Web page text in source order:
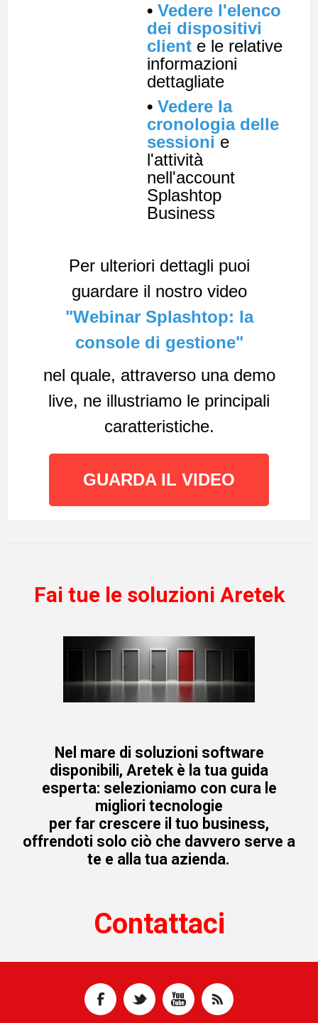
• Vedere l'elenco
dei dispositivi
cliente le relative
informazioni
dettagliate
• Vedere la
cronologia delle
sessioni e
l'attività
nell'account
Splashtop
Business
Per ulteriori dettagli puoi
guardare il nostro video
"Webinar Splashtop: la
console di gestione"
nel quale, attraverso una demo
live, ne illustriamo le principali
caratteristiche.
GUARDA IL VIDEO
Fai tue le soluzioni Aretek
Nel mare di soluzioni software
disponibili, Aretek è la tua guida
esperta: selezioniamo con cura le
migliori tecnologie
per far crescere il tuo business,
offrendoti solo ciò che davvero serve a
te e alla tua azienda.
Contattaci